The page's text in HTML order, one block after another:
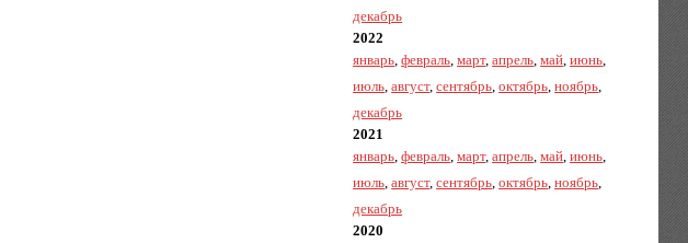
декабрь
2022
январь,февраль,март,апрель,май,июнь,
июль,август,сентябрь,октябрь,ноябрь,
декабрь
2021
январь,февраль,март,апрель,май,июнь,
июль,август,сентябрь,октябрь,ноябрь,
декабрь
2020